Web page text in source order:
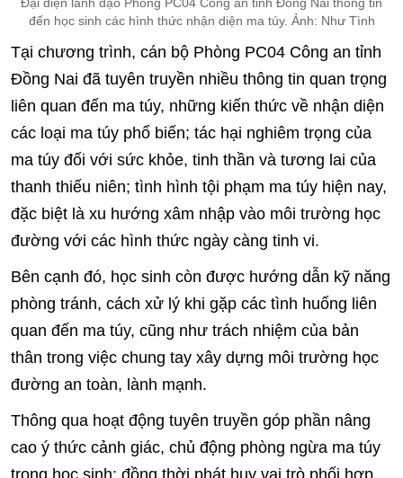
đến học sinh các hình thức nhận diện ma túy. Ảnh: Như Tình
Tại chương trình, cán bộ Phòng PC04 Công an tỉnh
Đồng Nai đã tuyên truyền nhiều thông tin quan trọng
liên quan đến ma túy, những kiến thức về nhận diện
các loại ma túy phổ biến; tác hại nghiêm trọng của
ma túy đối với sức khỏe, tinh thần và tương lai của
thanh thiếu niên; tình hình tội phạm ma túy hiện nay,
đặc biệt là xu hướng xâm nhập vào môi trường học
đường với các hình thức ngày càng tinh vi.
Bên cạnh đó, học sinh còn được hướng dẫn kỹ năng
phòng tránh, cách xử lý khi gặp các tình huống liên
quan đến ma túy, cũng như trách nhiệm của bản
thân trong việc chung tay xây dựng môi trường học
đường an toàn, lành mạnh.
Thông qua hoạt động tuyên truyền góp phần nâng
cao ý thức cảnh giác, chủ động phòng ngừa ma túy
trong học sinh; đồng thời phát huy vai trò phối hợp